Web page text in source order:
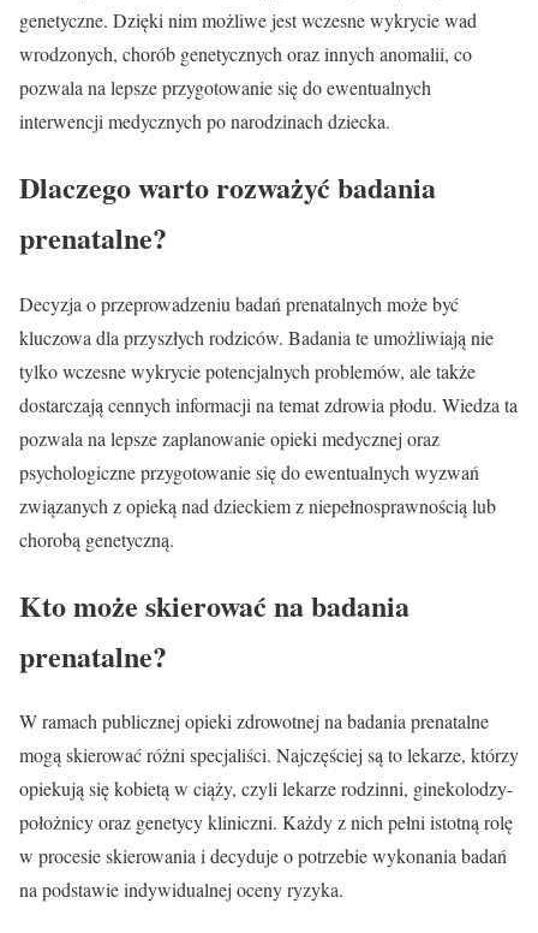
genetyczne. Dzięki nim możliwe jest wczesne wykrycie wad
wrodzonych, chorób genetycznych oraz innych anomalii, co
pozwala na lepsze przygotowanie się do ewentualnych
interwencji medycznych po narodzinach dziecka.
Dlaczego warto rozważyć badania
prenatalne?
Decyzja o przeprowadzeniu badań prenatalnych może być
kluczowa dla przyszłych rodziców. Badania te umożliwiają nie
tylko wczesne wykrycie potencjalnych problemów, ale także
dostarczają cennych informacji na temat zdrowia płodu. Wiedza ta
pozwala na lepsze zaplanowanie opieki medycznej oraz
psychologiczne przygotowanie się do ewentualnych wyzwań
związanych z opieką nad dzieckiem z niepełnosprawnością lub
chorobą genetyczną.
Kto może skierować na badania
prenatalne?
W ramach publicznej opieki zdrowotnej na badania prenatalne
mogą skierować różni specjaliści. Najczęściej są to lekarze, którzy
opiekują się kobietą w ciąży, czyli lekarze rodzinni, ginekolodzy-
położnicy oraz genetycy kliniczni. Każdy z nich pełni istotną rolę
w procesie skierowania i decyduje o potrzebie wykonania badań
na podstawie indywidualnej oceny ryzyka.